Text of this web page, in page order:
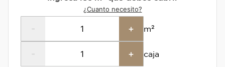
¿Cuanto necesito?
- + m²
- + caja